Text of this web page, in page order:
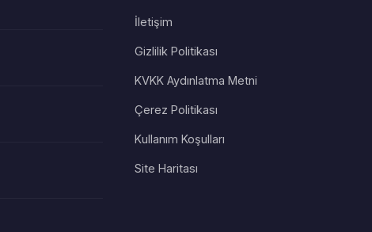
İletişim
Gizlilik Politikası
KVKK Aydınlatma Metni
Çerez Politikası
Kullanım Koşulları
Site Haritası